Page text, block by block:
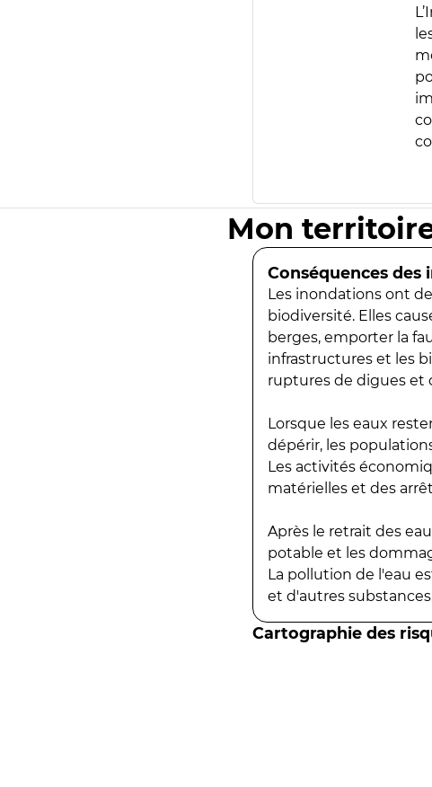
Mon
Conséquences des
Les inondations ont
biodiversité. Elles
berges, emporter la
infrastructures et les
ruptures de digues et
Lorsque les eaux
dépérir, les
Les activités
matérielles et des
Après le retrait des
potable et les
La pollution de l'eau
et d'autres
Cartographie des